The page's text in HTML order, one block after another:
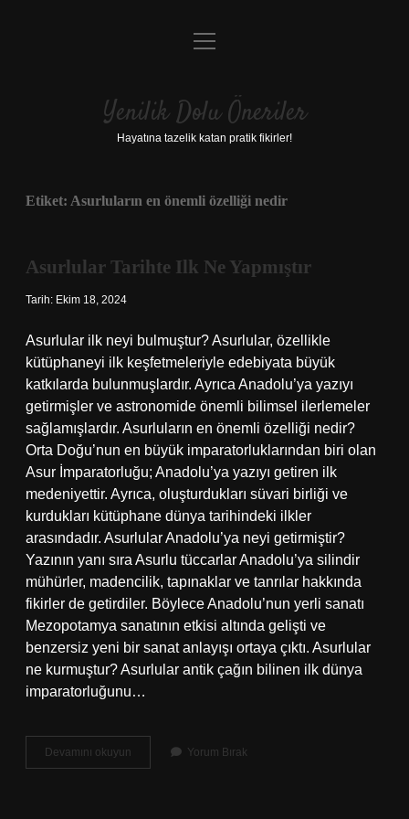
Anasayfa
Yasal Uyarı
menüyü
Yenilik Dolu Öneriler
Hayatına tazelik katan pratik fikirler!
Etiket: Asurluların en önemli özelliği nedir
Asurlular Tarihte Ilk Ne Yapmıştır
Tarih: Ekim 18, 2024
Asurlular ilk neyi bulmuştur? Asurlular, özellikle
kütüphaneyi ilk keşfetmeleriyle edebiyata büyük
katkılarda bulunmuşlardır. Ayrıca Anadolu’ya yazıyı
getirmişler ve astronomide önemli bilimsel ilerlemeler
sağlamışlardır. Asurluların en önemli özelliği nedir?
Orta Doğu’nun en büyük imparatorluklarından biri olan
Asur İmparatorluğu; Anadolu’ya yazıyı getiren ilk
medeniyettir. Ayrıca, oluşturdukları süvari birliği ve
kurdukları kütüphane dünya tarihindeki ilkler
arasındadır. Asurlular Anadolu’ya neyi getirmiştir?
Yazının yanı sıra Asurlu tüccarlar Anadolu’ya silindir
mühürler, madencilik, tapınaklar ve tanrılar hakkında
fikirler de getirdiler. Böylece Anadolu’nun yerli sanatı
Mezopotamya sanatının etkisi altında gelişti ve
benzersiz yeni bir sanat anlayışı ortaya çıktı. Asurlular
ne kurmuştur? Asurlular antik çağın bilinen ilk dünya
imparatorluğunu…
Devamını okuyun Asurlular
Tarihte
Yorum Bırak